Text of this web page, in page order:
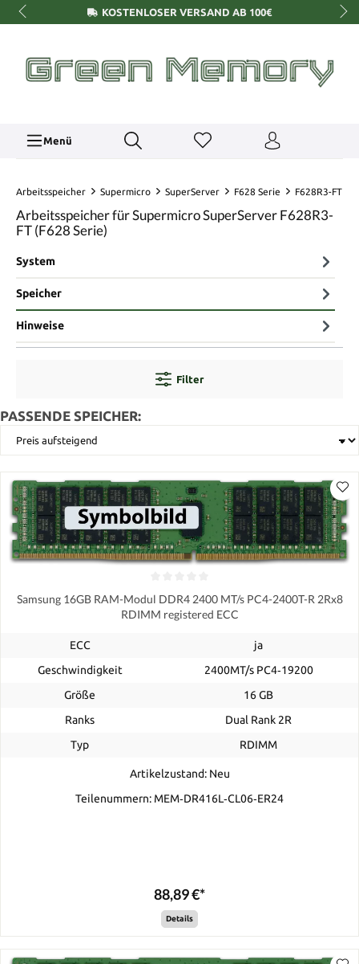
KOSTENLOSER VERSAND AB 100€
Menü
Arbeitsspeicher Supermicro SuperServer F628 Serie F628R3-FT
Arbeitsspeicher für Supermicro SuperServer F628R3-
FT (F628 Serie)
System
Speicher
Hinweise
Filter
PASSENDE SPEICHER:
Samsung 16GB RAM-Modul DDR4 2400 MT/s PC4-2400T-R 2Rx8
RDIMM registered ECC
ECC
ja
Geschwindigkeit
2400MT/s PC4‑19200
Größe
16 GB
Ranks
Dual Rank 2R
Typ
RDIMM
Artikelzustand: Neu
Teilenummern: MEM‐DR416L‐CL06‐ER24
88,89 €*
Details